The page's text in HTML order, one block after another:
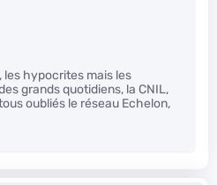
les hypocrites mais les
grands quotidiens, la CNIL,
oubliés le réseau Echelon,